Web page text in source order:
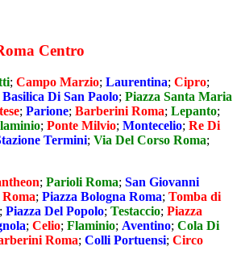
Centro
; Campo Marzio; Laurentina; Cipro;
Basilica Di San Paolo; Piazza Santa Maria
; Parione; Barberini Roma; Lepanto;
; Ponte Milvio; Montecelio; Re Di
Termini; Via Del Corso Roma;
; Parioli Roma; San Giovanni
; Piazza Bologna Roma; Tomba di
; Piazza Del Popolo; Testaccio; Piazza
; Celio; Flaminio; Aventino; Cola Di
Roma; Colli Portuensi; Circo